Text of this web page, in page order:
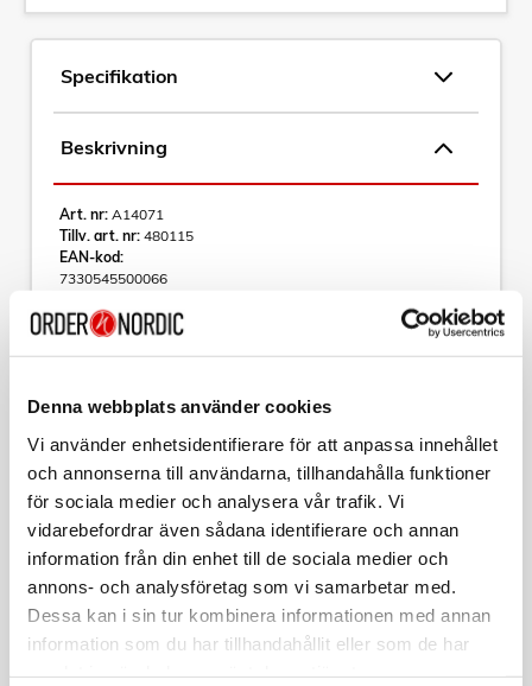
Denna webbplats använder cookies
Vi använder enhetsidentifierare för att anpassa innehållet
och annonserna till användarna, tillhandahålla funktioner
för sociala medier och analysera vår trafik. Vi
vidarebefordrar även sådana identifierare och annan
information från din enhet till de sociala medier och
annons- och analysföretag som vi samarbetar med.
Dessa kan i sin tur kombinera informationen med annan
information som du har tillhandahållit eller som de har
Specifikation
Beskrivning
Art. nr: A14071
Tillv. art. nr: 480115
EAN-kod:
7330545500066
modern finish som passar både moderna fasader så som
ljus. Doro finns i tre olika färger, vit, corten eller antracit Doro
Wall har en E27 sockel vilket medför att du själv väljer om du
vill ha styrning och vilken ljusmängd som passar just ditt
Specifikationer
Ljusteknisk data
Sockel (typ): E27
Sortera
Varumärke
Tillbehör
PHILIPS